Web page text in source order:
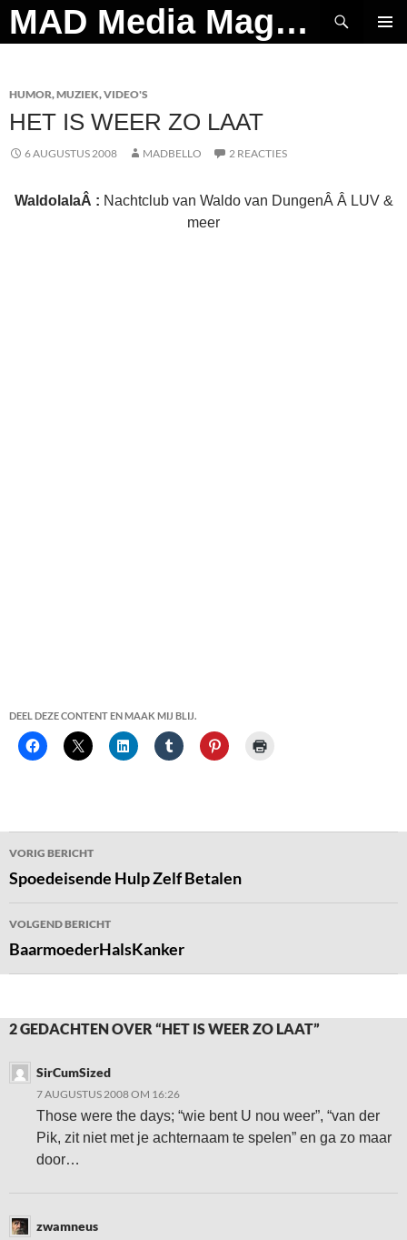
Ga
naar
MAD Media Magazine
Zoeken
HUMOR,MUZIEK,VIDEO'S
HET IS WEER ZO LAAT
6 AUGUSTUS 2008 MADBELLO 2 REACTIES
WaldolalaÂ : Nachtclub van Waldo van DungenÂ Â LUV &
meer
DEEL DEZE CONTENT EN MAAK MIJ BLIJ.
Bericht
navigatie
VORIG BERICHT
Spoedeisende Hulp Zelf Betalen
VOLGEND BERICHT
BaarmoederHalsKanker
2 GEDACHTEN OVER “HET IS WEER ZO LAAT”
SirCumSized
7 AUGUSTUS 2008 OM 16:26
Those were the days; “wie bent U nou weer”, “van der
Pik, zit niet met je achternaam te spelen” en ga zo maar
door…
zwamneus